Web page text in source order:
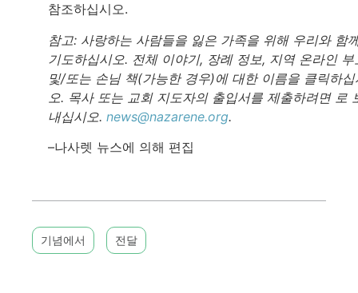
참조하십시오.
참고: 사랑하는 사람들을 잃은 가족을 위해 우리와 함
기도하십시오. 전체 이야기, 장례 정보, 지역 온라인 부
및/또는 손님 책(가능한 경우)에 대한 이름을 클릭하십
오. 목사 또는 교회 지도자의 출입서를 제출하려면 로
내십시오. news@nazarene.org.
–나사렛 뉴스에 의해 편집
기념에서 전달